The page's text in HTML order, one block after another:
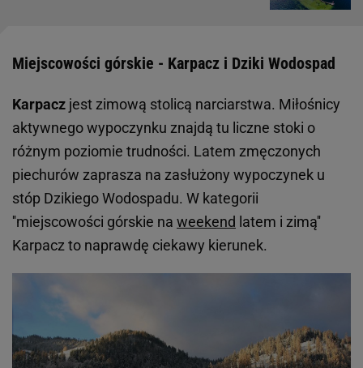
Miejscowości górskie - Karpacz i Dziki Wodospad
Karpacz jest zimową stolicą narciarstwa. Miłośnicy
aktywnego wypoczynku znajdą tu liczne stoki o
różnym poziomie trudności. Latem zmęczonych
piechurów zaprasza na zasłużony wypoczynek u
stóp Dzikiego Wodospadu. W kategorii
''miejscowości górskie na weekend latem i zimą''
Karpacz to naprawdę ciekawy kierunek.